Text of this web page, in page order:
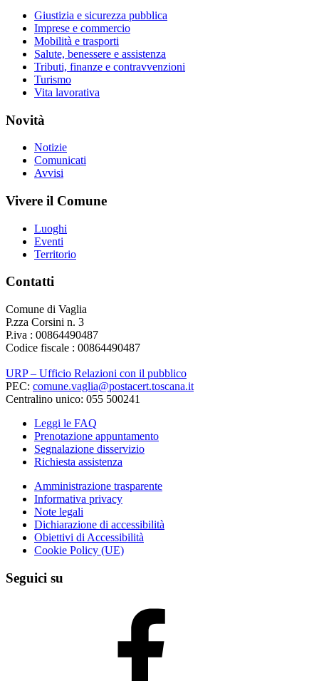
Giustizia e sicurezza pubblica
Imprese e commercio
Mobilità e trasporti
Salute, benessere e assistenza
Tributi, finanze e contravvenzioni
Turismo
Vita lavorativa
Novità
Notizie
Comunicati
Avvisi
Vivere il Comune
Luoghi
Eventi
Territorio
Contatti
Comune di Vaglia
P.zza Corsini n. 3
P.iva : 00864490487
Codice fiscale : 00864490487
URP – Ufficio Relazioni con il pubblico
PEC: comune.vaglia@postacert.toscana.it
Centralino unico: 055 500241
Leggi le FAQ
Prenotazione appuntamento
Segnalazione disservizio
Richiesta assistenza
Amministrazione trasparente
Informativa privacy
Note legali
Dichiarazione di accessibilità
Obiettivi di Accessibilità
Cookie Policy (UE)
Seguici su